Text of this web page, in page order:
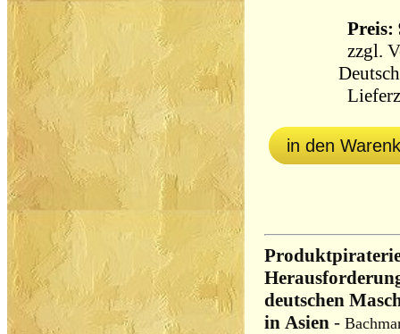
Preis:
zzgl.
in den
deutschen
in Asien -